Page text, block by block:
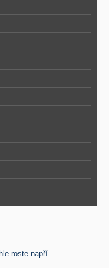
roste napří ..